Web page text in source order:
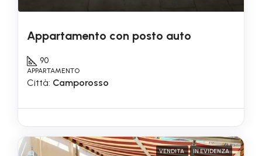
Appartamento con posto auto
90
APPARTAMENTO
Città: Camporosso
VENDITA IN EVIDENZA